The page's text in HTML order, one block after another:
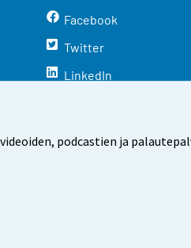
podcastien ja
Facebook
Twitter
LinkedIn